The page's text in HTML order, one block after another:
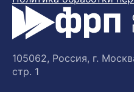
105062, Россия, г.
стр. 1